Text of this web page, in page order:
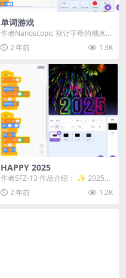
单词游戏
作者Nanoscopic 别让字母的潮水把
虫子带到顶部！点击和取消点击字
母以组成...
2 年前 1.3K
HAPPY 2025
作者SFZ-13 作品介绍： ✨ 2025即
将到来，让我们一起迎接崭新的一
年！✨...
2 年前 1.2K